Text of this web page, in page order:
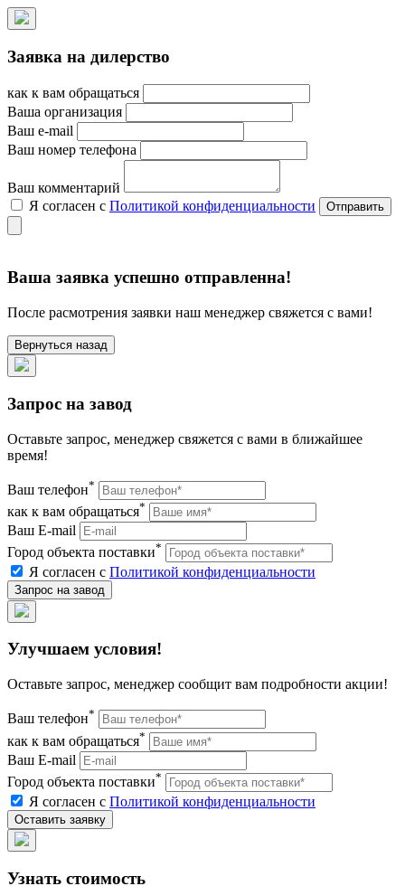
Заявка на дилерство
как к вам обращаться
Ваша организация
Ваш e-mail
Ваш номер телефона
Ваш комментарий
Я согласен с Политикой конфиденциальности
Ваша заявка успешно отправленна!
После расмотрения заявки наш менеджер свяжется с вами!
Вернуться назад
Запрос на завод
Оставьте запрос, менеджер свяжется с вами в ближайшее
время!
Ваш телефон*
как к вам обращаться*
Ваш E-mail
Город объекта поставки*
Я согласен с Политикой конфиденциальности
Улучшаем условия!
Оставьте запрос, менеджер сообщит вам подробности акции!
Ваш телефон*
как к вам обращаться*
Ваш E-mail
Город объекта поставки*
Я согласен с Политикой конфиденциальности
Узнать стоимость